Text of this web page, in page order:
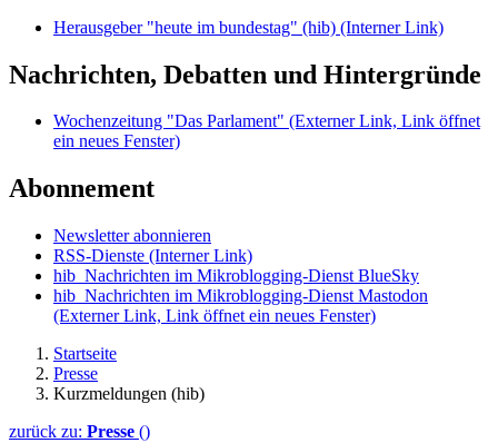
Herausgeber "heute im bundestag" (hib) (Interner Link)
Nachrichten, Debatten und Hintergründe
Wochenzeitung "Das Parlament" (Externer Link, Link öffnet
ein neues Fenster)
Abonnement
Newsletter abonnieren
RSS-Dienste (Interner Link)
hib_Nachrichten im Mikroblogging-Dienst BlueSky
hib_Nachrichten im Mikroblogging-Dienst Mastodon
(Externer Link, Link öffnet ein neues Fenster)
Startseite
Presse
Kurzmeldungen (hib)
zurück zu: Presse ()